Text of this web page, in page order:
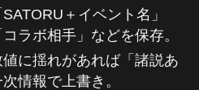
＋イベント名」
ラボ相手」などを保存。
に揺れがあれば「諸説あ
情報で上書き。